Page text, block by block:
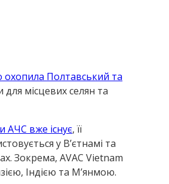
охопила Полтавський та
місцевих селян та
АЧС вже існує, її
у В’єтнамі та
Зокрема, AVAC Vietnam
Індією та М’янмою.